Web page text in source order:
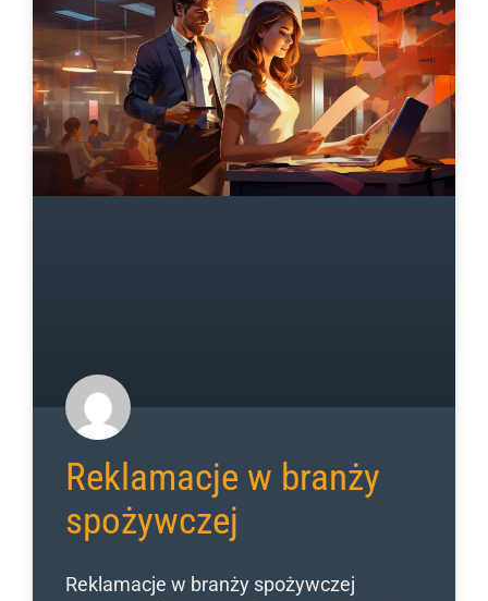
Reklamacje w branży
spożywczej
Reklamacje w branży spożywczej